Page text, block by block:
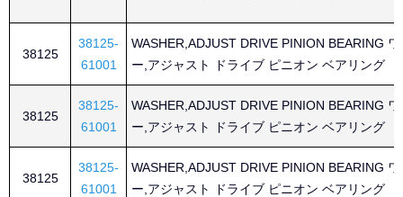
38125
38125-
61001
WASHER,ADJUST DRIVE PINION BEARING
ー,アジャスト ドライブ ピニオン ベアリング
38125
38125-
61001
WASHER,ADJUST DRIVE PINION BEARING
ー,アジャスト ドライブ ピニオン ベアリング
38125
38125-
61001
WASHER,ADJUST DRIVE PINION BEARING
ー,アジャスト ドライブ ピニオン ベアリング